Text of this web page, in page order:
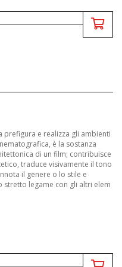
prefigura e realizza gli ambienti
è la sostanza
di un film; contribuisce
traduce visivamente il tono
il genere o lo stile e
stretto legame con gli altri elem